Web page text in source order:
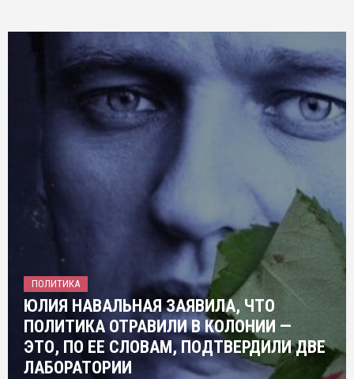
ПОЛИТИКА
ЮЛИЯ НАВАЛЬНАЯ ЗАЯВИЛА, ЧТО
ПОЛИТИКА ОТРАВИЛИ В КОЛОНИИ —
ЭТО, ПО ЕЕ СЛОВАМ, ПОДТВЕРДИЛИ ДВЕ
ЛАБОРАТОРИИ